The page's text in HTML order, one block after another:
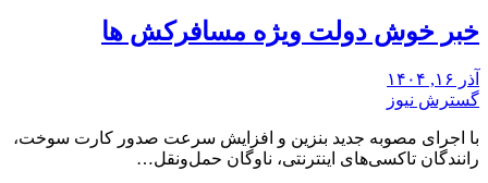
خبر خوش دولت ویژه مسافرکش‌ ها
آذر ۱۶, ۱۴۰۴
گسترش نیوز
با اجرای مصوبه جدید بنزین و افزایش سرعت صدور کارت سوخت،
رانندگان تاکسی‌های اینترنتی، ناوگان حمل‌ونقل…